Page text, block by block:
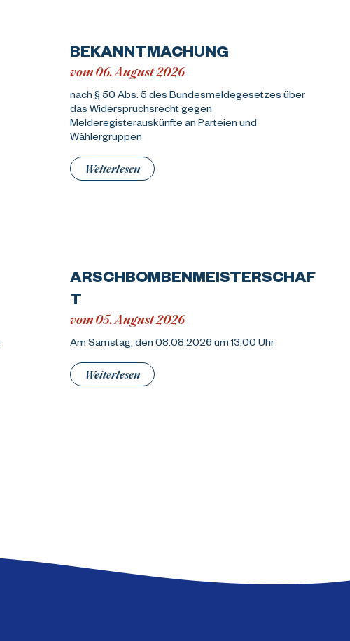
BEKANNTMACHUNG
vom 06. August 2026
nach § 50 Abs. 5 des Bundesmeldegesetzes über
das Widerspruchsrecht gegen
Melderegisterauskünfte an Parteien und
Wählergruppen
Weiterlesen
ARSCHBOMBENMEISTERSCHAF
T
vom 05. August 2026
Am Samstag, den 08.08.2026 um 13:00 Uhr
Weiterlesen